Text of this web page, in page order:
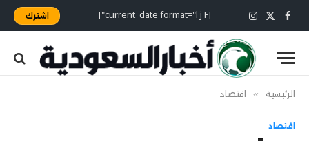
فيسبوك
X
(Twitter)
الانستغرام [current_date format="l j F"] اشترك
الرئيسية » اقتصاد
اقتصاد